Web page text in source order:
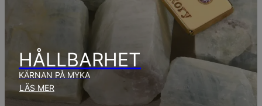
produktionstid.
Returpolicy
Observera att personliga smycken är unika och endast kan
HÅLLBARHET
KÄRNAN PÅ MYKA
LÄS MER